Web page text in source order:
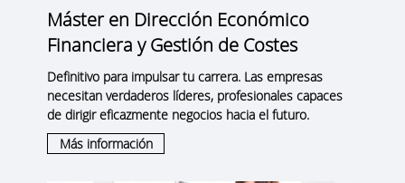
Máster en Dirección Económico
Financiera y Gestión de Costes
Definitivo para impulsar tu carrera. Las empresas
necesitan verdaderos líderes, profesionales capaces
de dirigir eficazmente negocios hacia el futuro.
Más información